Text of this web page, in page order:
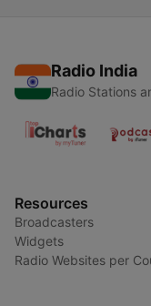
Radio India
Radio Stations
Resources
Broadcasters
Widgets
Radio Websites per